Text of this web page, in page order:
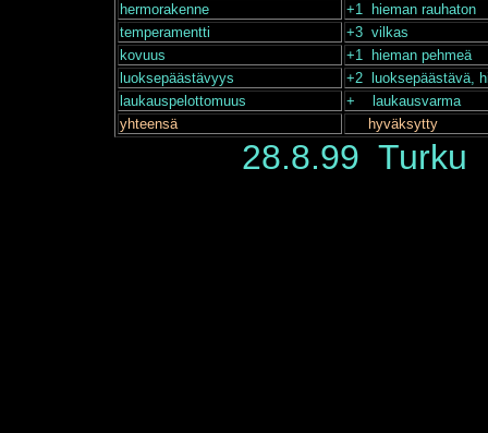
hermorakenne
+1 hieman rauhaton
temperamentti
+3 vilkas
kovuus
+1 hieman pehmeä
luoksepäästävyys
+2 luoksepäästävä,
laukauspelottomuus
+ laukausvarma
yhteensä
hyväksytty
28.8.99 Turku